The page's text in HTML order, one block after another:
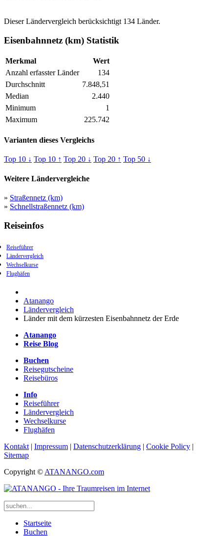
Dieser Ländervergleich berücksichtigt 134 Länder.
Eisenbahnnetz (km) Statistik
Merkmal
Wert
Anzahl erfasster Länder
134
Durchschnitt
7.848,51
Median
2.440
Minimum
1
Maximum
225.742
Varianten dieses Vergleichs
Top 10 ↓ Top 10 ↑ Top 20 ↓ Top 20 ↑ Top 50 ↓
Weitere Ländervergleiche
» Straßennetz (km)
» Schnellstraßennetz (km)
Reiseinfos
Reiseführer
Ländervergleich
Wechselkurse
Flughäfen
Atanango
Ländervergleich
Länder mit dem kürzesten Eisenbahnnetz der Erde
Atanango
Reise Blog
Buchen
Reisegutscheine
Reisebüros
Info
Reiseführer
Ländervergleich
Wechselkurse
Flughäfen
Kontakt | Impressum | Datenschutzerklärung | Cookie Policy |
Sitemap
Copyright © ATANANGO.com
Startseite
Buchen